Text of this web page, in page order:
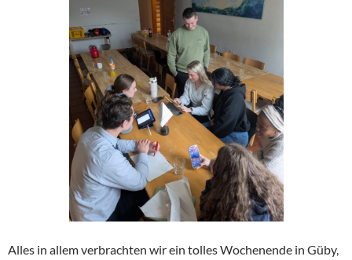
Alles in allem verbrachten wir ein tolles Wochenende in Güby,